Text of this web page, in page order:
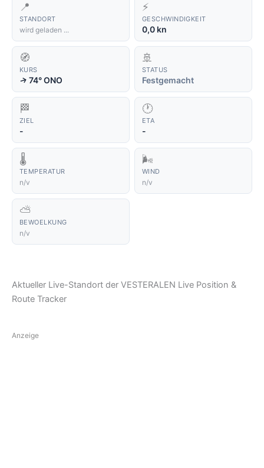
📍
STANDORT
wird geladen ...
⚡
GESCHWINDIGKEIT
0,0 kn
🧭
KURS
↑74° ONO
🚢
STATUS
Festgemacht
🏁
ZIEL
-
🕐
ETA
-
🌡️
TEMPERATUR
n/v
🌬️
WIND
n/v
⛅
BEWOELKUNG
n/v
Aktueller Live-Standort der VESTERALEN Live Position &
Route Tracker
Anzeige